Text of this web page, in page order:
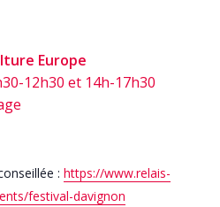
Europe
12h30 et 14h-17h30
: https://www.relais-
festival-davignon